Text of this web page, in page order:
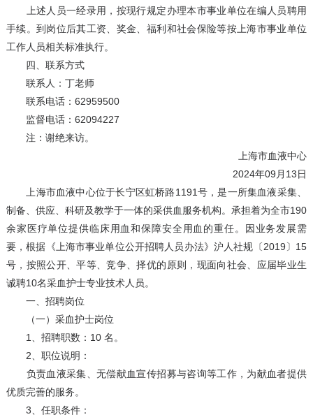
上述人员一经录用，按现行规定办理本市事业单位在编人员聘用
手续。到岗位后其工资、奖金、福利和社会保险等按上海市事业单位
工作人员相关标准执行。
四、联系方式
联系人：丁老师
联系电话：62959500
监督电话：62094227
注：谢绝来访。
上海市血液中心
2024年09月13日
上海市血液中心位于长宁区虹桥路1191号，是一所集血液采集、
制备、供应、科研及教学于一体的采供血服务机构。承担着为全市190
余家医疗单位提供临床用血和保障安全用血的重任。因业务发展需
要，根据《上海市事业单位公开招聘人员办法》沪人社规〔2019〕15
号，按照公开、平等、竞争、择优的原则，现面向社会、应届毕业生
诚聘10名采血护士专业技术人员。
一、招聘岗位
（一）采血护士岗位
1、招聘职数：10 名。
2、职位说明：
负责血液采集、无偿献血宣传招募与咨询等工作，为献血者提供
优质完善的服务。
3、任职条件：